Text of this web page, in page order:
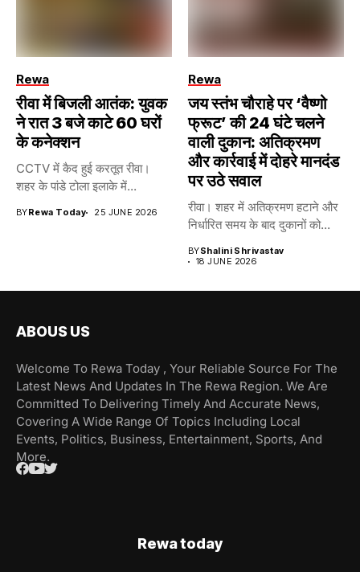
Rewa
रीवा में बिजली आतंक: युवक
ने रात 3 बजे काटे 60 घरों
के कनेक्शन
CCTV में कैद हुई करतूत रीवा।
शहर के पांडे टोला इलाके में...
BYRewa Today 25 JUNE 2026
Rewa
जय स्तंभ चौराहे पर ‘वैष्णो
फ्रूट’ की 24 घंटे चलने
वाली दुकान: अतिक्रमण
और कार्रवाई में दोहरे मानदंड
पर उठे सवाल
रीवा। शहर में अतिक्रमण हटाने और
निर्धारित समय के बाद दुकानों को...
BYShalini Shrivastav
18 JUNE 2026
ABOUS US
Welcome To Rewa Today , Your Reliable Source For The
Latest News And Updates In The Rewa Region. We Are
Committed To Delivering Timely And Accurate News,
Covering A Wide Range Of Topics Including Local
Events, Politics, Business, Entertainment, Sports, And
More.
Rewa today